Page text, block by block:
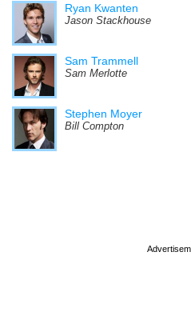
Ryan Kwanten
Jason Stackhouse
Sam Trammell
Sam Merlotte
Stephen Moyer
Bill Compton